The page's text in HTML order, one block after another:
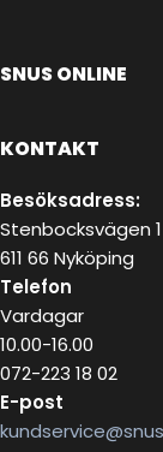
SNUS ONLINE
KONTAKT
Besöksadress:
Stenbocksvägen
611 66 Nyköping
Telefon
Vardagar
10.00-16.00
072-223 18 02
E-post